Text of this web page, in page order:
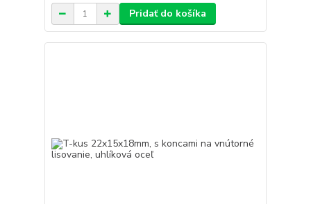
Pridať do košíka